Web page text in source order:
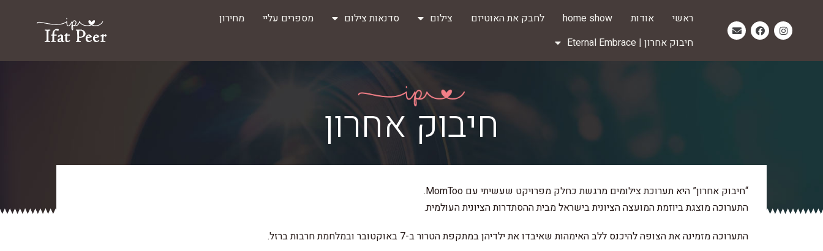
ראשי אודות home show לחבק את האוטיזם צילום סדנאות צילום מספרים עליי
מחירון
חיבוק אחרון | Eternal Embrace
חיבוק אחרון
“חיבוק אחרון” היא תערוכת צילומים מרגשת כחלק מפרויקט שעשיתי עם MomToo.
התערוכה מוצגת ביוזמת המועצה הציונית בישראל מבית ההסתדרות הציונית העולמית.
התערוכה מזמינה את הצופה להיכנס ללב האימהות שאיבדו את ילדיהן במתקפת הטרור ב-7 באוקטובר ובמלחמת חרבות ברזל.